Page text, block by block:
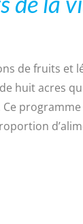
de fruits et
huit acres
Ce programme